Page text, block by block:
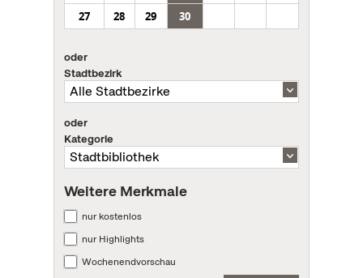
27
28 29 30
oder
Stadtbezirk
oder
Kategorie
Weitere Merkmale
nur kostenlos
nur Highlights
Wochenendvorschau